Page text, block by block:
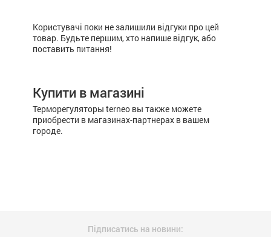
Користувачі поки не залишили відгуки про цей
товар. Будьте першим, хто напише відгук, або
поставить питання!
Купити в магазині
Терморегуляторы terneo вы также можете
приобрести в магазинах-партнерах в вашем
городе.
Підписатись на новини: